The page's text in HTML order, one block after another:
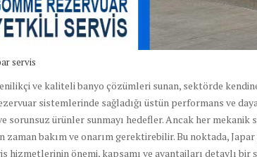
servis
ve kaliteli banyo çözümleri sunan, sektörde
sistemlerinde sağladığı üstün performans ve
sorunsuz ürünler sunmayı hedefler. Ancak her mekanik
zaman bakım ve onarım gerektirebilir. Bu noktada,
hizmetlerinin önemi, kapsamı ve avantajları detaylı bir